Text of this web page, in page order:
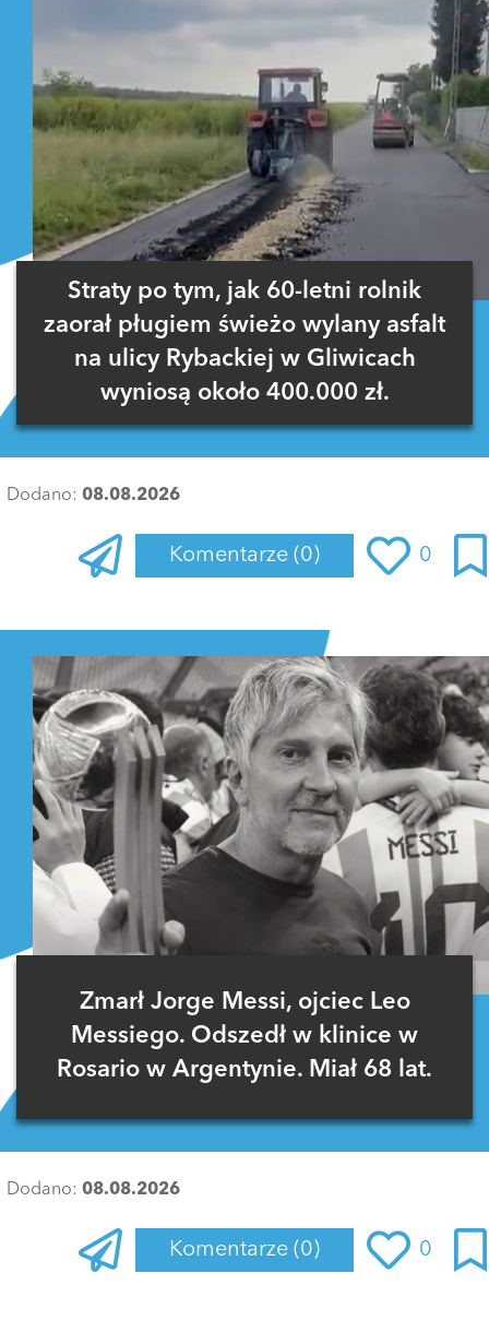
Straty po tym, jak 60-letni rolnik
zaorał pługiem świeżo wylany asfalt
na ulicy Rybackiej w Gliwicach
wyniosą około 400.000 zł.
Dodano: 08.08.2026
Komentarze (0) 0
Zmarł Jorge Messi, ojciec Leo
Messiego. Odszedł w klinice w
Rosario w Argentynie. Miał 68 lat.
Dodano: 08.08.2026
Komentarze (0) 0